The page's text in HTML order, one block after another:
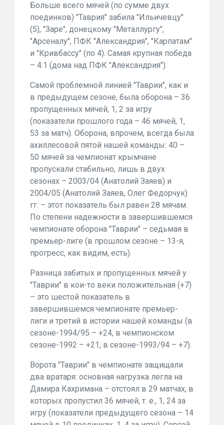
Больше всего мячей (по сумме двух
поединков) "Таврия" забила "Ильичевцу"
(5), "Заре", донецкому "Металлургу",
"Арсеналу", ПФК "Александрия", "Карпатам"
и "Кривбассу" (по 4). Самая крупная победа
– 4:1 (дома над ПФК "Александрия").
Самой проблемной линией "Таврии", как и
в предыдущем сезоне, была оборона – 36
пропущенных мячей, 1, 2 за игру
(показатели прошлого года – 46 мячей, 1,
53 за матч). Оборона, впрочем, всегда была
ахиллесовой пятой нашей команды: 40 –
50 мячей за чемпионат крымчане
пропускали стабильно, лишь в двух
сезонах – 2003/04 (Анатолий Заяев) и
2004/05 (Анатолий Заяев, Олег Федорчук)
гг. – этот показатель был равен 28 мячам.
По степени надежности в завершившемся
чемпионате оборона "Таврии" – седьмая в
премьер-лиге (в прошлом сезоне – 13-я,
прогресс, как видим, есть).
Разница забитых и пропущенных мячей у
"Таврии" в кои-то веки положительная (+7)
– это шестой показатель в
завершившемся чемпионате премьер-
лиги и третий в истории нашей команды (в
сезоне-1994/95 – +24, в чемпионском
сезоне-1992 – +21, в сезоне-1993/94 – +7).
Ворота "Таврии" в чемпионате защищали
два вратаря: основная нагрузка легла на
Дамира Кахримана – отстоял в 29 матчах, в
которых пропустил 36 мячей, т. е., 1, 24 за
игру (показатели предыдущего сезона – 14